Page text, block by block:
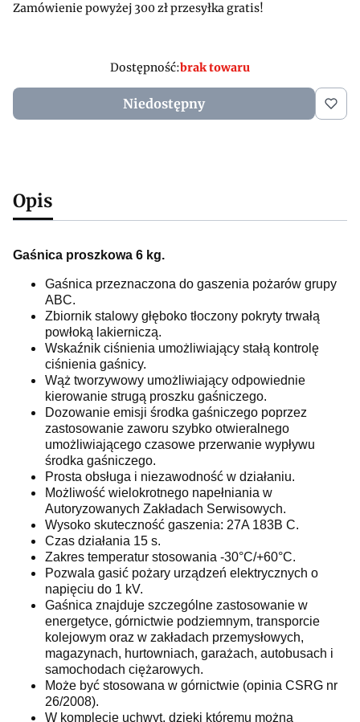
Zamówienie powyżej 300 zł przesyłka gratis!
Dostępność:brak towaru
Niedostępny
Opis
Gaśnica proszkowa 6 kg.
Gaśnica przeznaczona do gaszenia pożarów grupy
ABC.
Zbiornik stalowy głęboko tłoczony pokryty trwałą
powłoką lakierniczą.
Wskaźnik ciśnienia umożliwiający stałą kontrolę
ciśnienia gaśnicy.
Wąż tworzywowy umożliwiający odpowiednie
kierowanie strugą proszku gaśniczego.
Dozowanie emisji środka gaśniczego poprzez
zastosowanie zaworu szybko otwieralnego
umożliwiającego czasowe przerwanie wypływu
środka gaśniczego.
Prosta obsługa i niezawodność w działaniu.
Możliwość wielokrotnego napełniania w
Autoryzowanych Zakładach Serwisowych.
Wysoko skuteczność gaszenia: 27A 183B C.
Czas działania 15 s.
Zakres temperatur stosowania -30°C/+60°C.
Pozwala gasić pożary urządzeń elektrycznych o
napięciu do 1 kV.
Gaśnica znajduje szczególne zastosowanie w
energetyce, górnictwie podziemnym, transporcie
kolejowym oraz w zakładach przemysłowych,
magazynach, hurtowniach, garażach, autobusach i
samochodach ciężarowych.
Może być stosowana w górnictwie (opinia CSRG nr
26/2008).
W komplecie uchwyt, dzięki któremu można